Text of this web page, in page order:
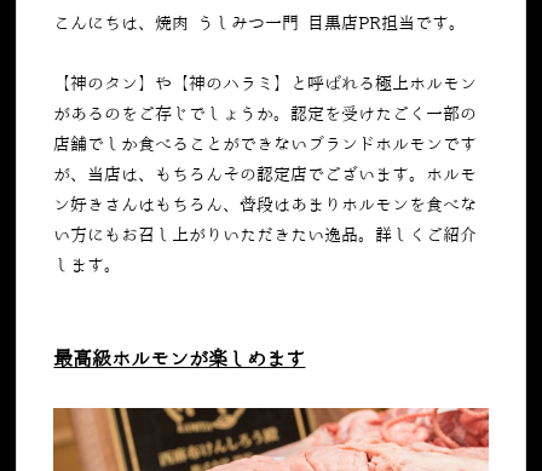
こんにちは、焼肉 うしみつ一門 目黒店PR担当です。
【神のタン】や【神のハラミ】と呼ばれる極上ホルモン
があるのをご存じでしょうか。認定を受けたごく一部の
店舗でしか食べることができないブランドホルモンです
が、当店は、もちろんその認定店でございます。ホルモ
ン好きさんはもちろん、普段はあまりホルモンを食べな
い方にもお召し上がりいただきたい逸品。詳しくご紹介
します。
最高級ホルモンが楽しめます